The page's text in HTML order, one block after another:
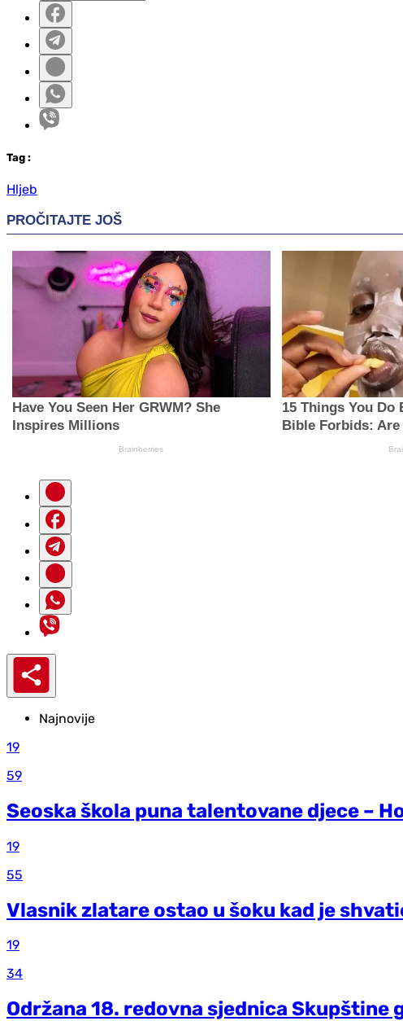
Tag :
Hljeb
Najnovije
19
59
Seoska škola puna talentovane djece –
19
55
Vlasnik zlatare ostao u šoku kad je
19
34
Održana 18. redovna sjednica Skupštine